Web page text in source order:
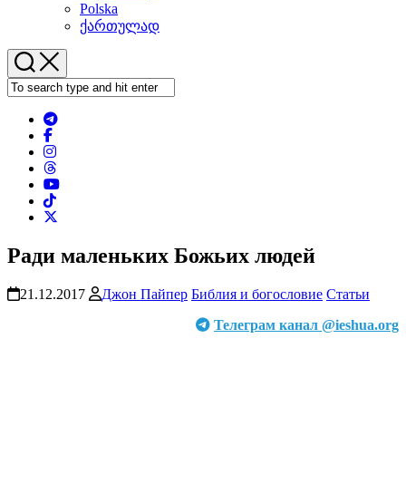
Polska
ქართულად
Ради маленьких Божьих людей
21.12.2017 Джон Пайпер Библия и богословие Статьи
Телеграм канал @ieshua.org